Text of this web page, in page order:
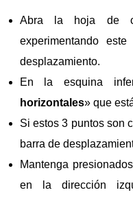
Abra la hoja de
experimentando
desplazamiento.
En la esquina
horizontales» que
Si estos 3 puntos son
barra de
Mantenga
en la dirección